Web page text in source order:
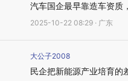
汽车国企最早靠造车资质
2025-10-22 08:29 · 广东
大公子2008
民企把新能源产业培育的